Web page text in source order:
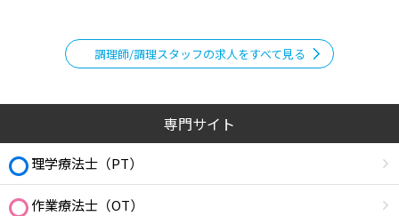
調理師/調理スタッフの求人をすべて見る
専門サイト
理学療法士（PT）
作業療法士（OT）